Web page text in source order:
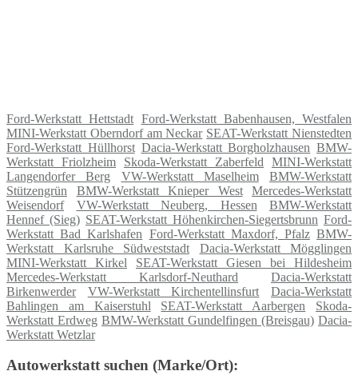
Ford-Werkstatt Hettstadt Ford-Werkstatt Babenhausen, Westfalen
MINI-Werkstatt Oberndorf am Neckar SEAT-Werkstatt Nienstedten
Ford-Werkstatt Hüllhorst Dacia-Werkstatt Borgholzhausen BMW-
Werkstatt Friolzheim
Skoda-Werkstatt Zaberfeld
MINI-Werkstatt
Langendorfer Berg
VW-Werkstatt Maselheim
BMW-Werkstatt
Stützengrün
BMW-Werkstatt Knieper West
Mercedes-Werkstatt
Weisendorf
VW-Werkstatt Neuberg, Hessen
BMW-Werkstatt
Hennef (Sieg) SEAT-Werkstatt Höhenkirchen-Siegertsbrunn Ford-
Werkstatt Bad Karlshafen Ford-Werkstatt Maxdorf, Pfalz BMW-
Werkstatt Karlsruhe Südweststadt
Dacia-Werkstatt Mögglingen
MINI-Werkstatt Kirkel
SEAT-Werkstatt Giesen bei Hildesheim
Mercedes-Werkstatt Karlsdorf-Neuthard
Dacia-Werkstatt
Birkenwerder
VW-Werkstatt Kirchentellinsfurt
Dacia-Werkstatt
Bahlingen am Kaiserstuhl
SEAT-Werkstatt Aarbergen
Skoda-
Werkstatt Erdweg BMW-Werkstatt Gundelfingen (Breisgau) Dacia-
Werkstatt Wetzlar
Autowerkstatt suchen (Marke/Ort):